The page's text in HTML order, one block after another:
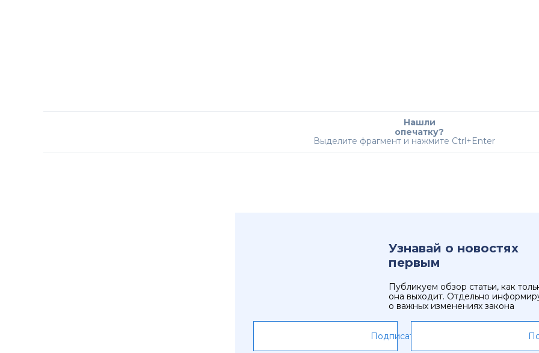
Нашли
опечатку?
Выделите фрагмент и нажмите Ctrl+Enter
Узнавай о новостях
первым
Публикуем обзор статьи, как
она выходит. Отдельно
о важных изменениях закона
Подписаться